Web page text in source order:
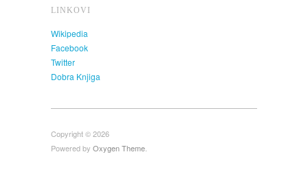
LINKOVI
Wikipedia
Facebook
Twitter
Dobra Knjiga
Copyright © 2026
Powered by Oxygen Theme.